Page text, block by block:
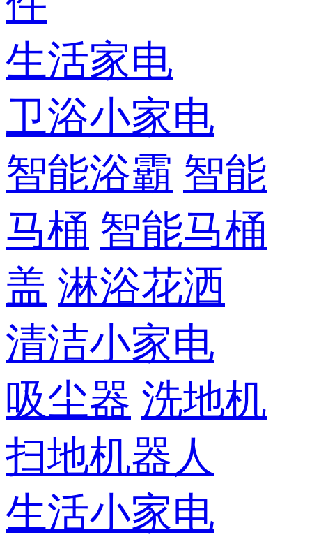
生活家电
卫浴小家电
智能浴霸 智能
马桶 智能马桶
盖 淋浴花洒
清洁小家电
吸尘器 洗地机
扫地机器人
生活小家电